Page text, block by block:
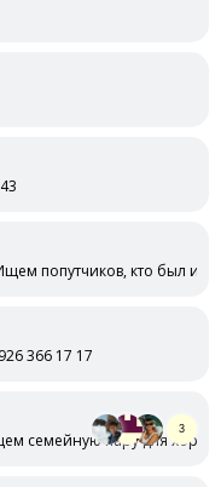
попутчиков, кто был или
366 17 17
семейную пару для
3